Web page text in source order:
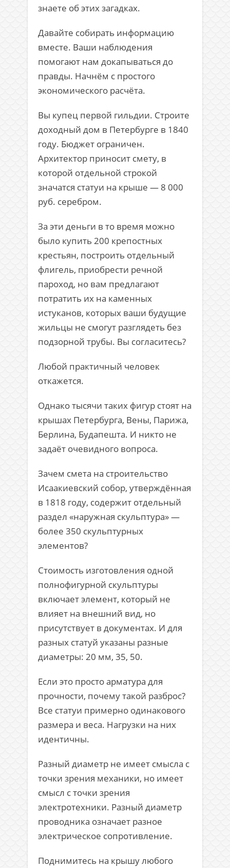
знаете об этих загадках.
Давайте собирать информацию
вместе. Ваши наблюдения
помогают нам докапываться до
правды. Начнём с простого
экономического расчёта.
Вы купец первой гильдии. Строите
доходный дом в Петербурге в 1840
году. Бюджет ограничен.
Архитектор приносит смету, в
которой отдельной строкой
значатся статуи на крыше — 8 000
руб. серебром.
За эти деньги в то время можно
было купить 200 крепостных
крестьян, построить отдельный
флигель, приобрести речной
пароход, но вам предлагают
потратить их на каменных
истуканов, которых ваши будущие
жильцы не смогут разглядеть без
подзорной трубы. Вы согласитесь?
Любой практичный человек
откажется.
Однако тысячи таких фигур стоят на
крышах Петербурга, Вены, Парижа,
Берлина, Будапешта. И никто не
задаёт очевидного вопроса.
Зачем смета на строительство
Исаакиевский собор, утверждённая
в 1818 году, содержит отдельный
раздел «наружная скульптура» —
более 350 скульптурных
элементов?
Стоимость изготовления одной
полнофигурной скульптуры
включает элемент, который не
влияет на внешний вид, но
присутствует в документах. И для
разных статуй указаны разные
диаметры: 20 мм, 35, 50.
Если это просто арматура для
прочности, почему такой разброс?
Все статуи примерно одинакового
размера и веса. Нагрузки на них
идентичны.
Разный диаметр не имеет смысла с
точки зрения механики, но имеет
смысл с точки зрения
электротехники. Разный диаметр
проводника означает разное
электрическое сопротивление.
Поднимитесь на крышу любого